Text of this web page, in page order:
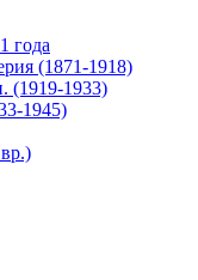
года
(1871-1918)
(1919-1933)
1945)